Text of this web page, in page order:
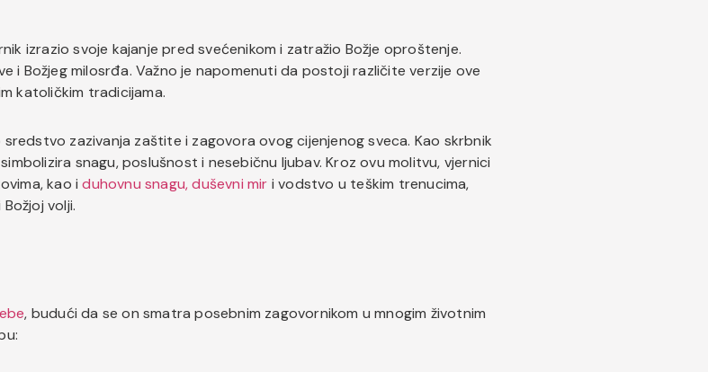
izrazio svoje kajanje pred svećenikom i zatražio Božje oproštenje.
i Božjeg milosrđa. Važno je napomenuti da postoji različite verzije ove
katoličkim tradicijama.
sredstvo zazivanja zaštite i zagovora ovog cijenjenog sveca. Kao skrbnik
snagu, poslušnost i nesebičnu ljubav. Kroz ovu molitvu, vjernici
kao iduhovnu snagu, duševni mir i vodstvo u teškim trenucima,
volji.
, budući da se on smatra posebnim zagovornikom u mnogim životnim